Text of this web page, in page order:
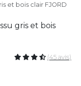
et bois clair FJORD
gris et bois
(45 avis)